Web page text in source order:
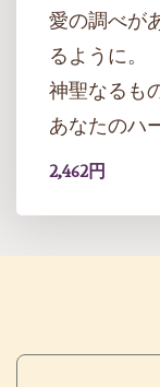
愛の調べが
るように。
神聖なるも
あなたのハ
2,462円